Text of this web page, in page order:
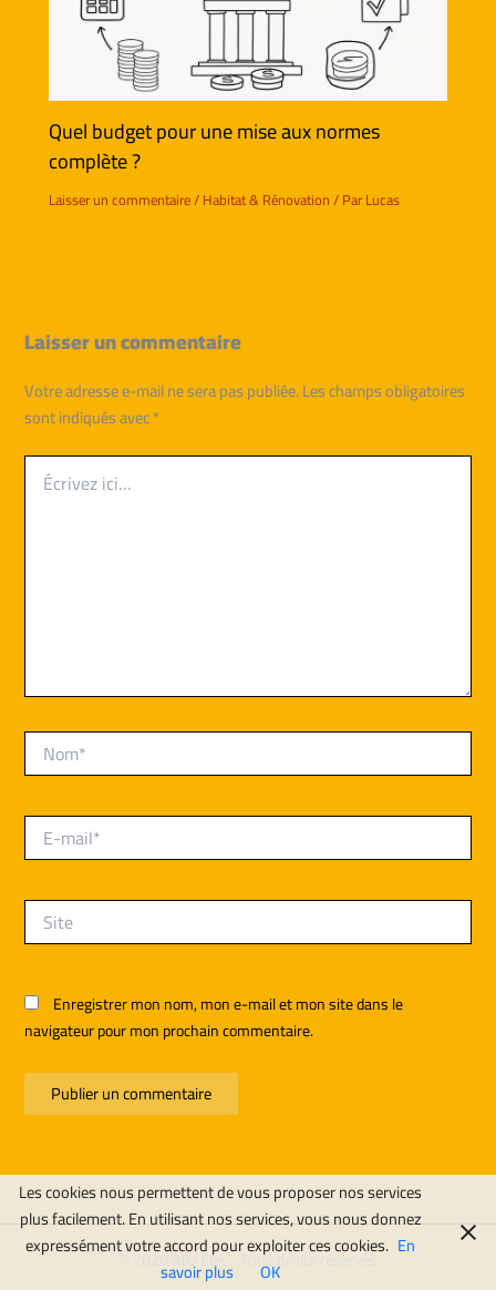
Quel budget pour une mise aux normes
complète ?
Laisser un commentaire/Habitat & Rénovation/ ParLucas
Laisser un commentaire
Votre adresse e-mail ne sera pas publiée.Les champs obligatoires
sont indiqués avec*
Écrivez
ici…
Nom*
E-
mail*
Site
Enregistrer mon nom, mon e-mail et mon site dans le
navigateur pour mon prochain commentaire.
© 2026 Allo Elec - Tous droits réservés
Les cookies nous permettent de vous proposer nos services
plus facilement. En utilisant nos services, vous nous donnez
expressément votre accord pour exploiter ces cookies. En
savoir plus
OK